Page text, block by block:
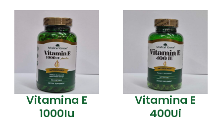
Vitamina E
1000Iu
Vitamina E
400Ui